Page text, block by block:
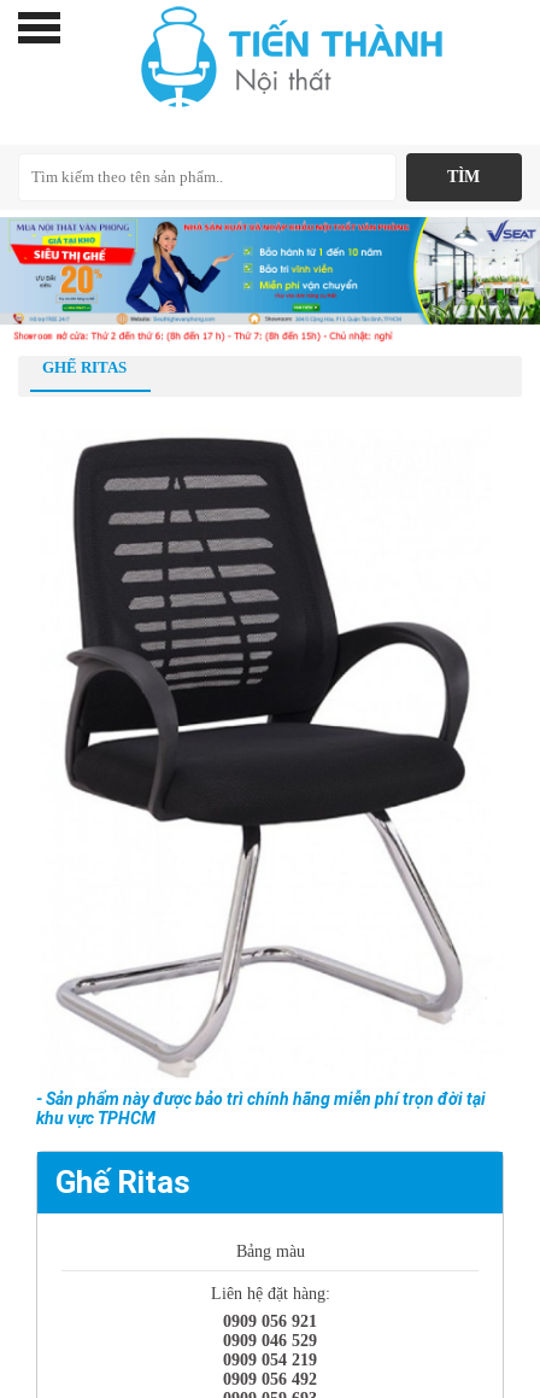
GHẾ RITAS
- Sản phẩm này được bảo trì chính hãng miễn phí trọn đời tại
khu vực TPHCM
Ghế Ritas
Bảng màu
Liên hệ đặt hàng:
0909 056 921
0909 046 529
0909 054 219
0909 056 492